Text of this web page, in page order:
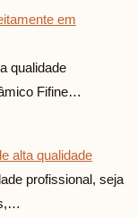
em
qualidade
Fifine…
alta qualidade
profissional, seja